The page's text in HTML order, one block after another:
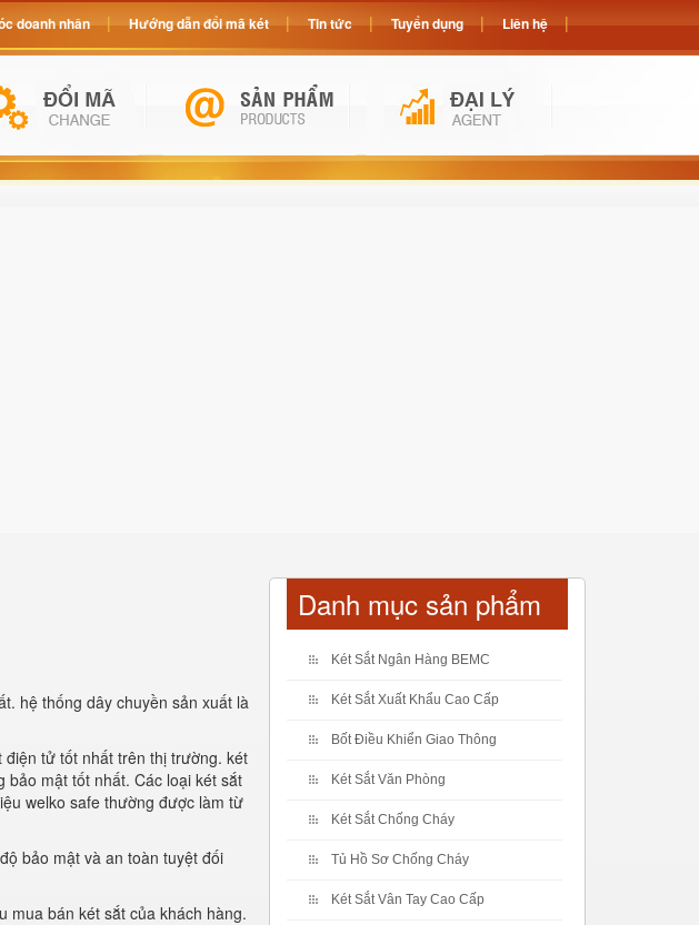
hệ thống dây chuyền sản xuất là
điện tử tốt nhất trên thị trường. két
bảo mật tốt nhất. Các loại két sắt
welko safe thường được làm từ
bảo mật và an toàn tuyệt đối
mua bán két sắt của khách hàng.
Danh mục sản phẩm
Két Sắt Ngân Hàng BEMC
Két Sắt Xuất Khẩu Cao Cấp
Bốt Điều Khiển Giao Thông
Két Sắt Văn Phòng
Két Sắt Chống Cháy
Tủ Hồ Sơ Chống Cháy
Két Sắt Vân Tay Cao Cấp
doanh nhân Hướng dẫn đổi mã két Tin tức Tuyển dụng Liên hệ